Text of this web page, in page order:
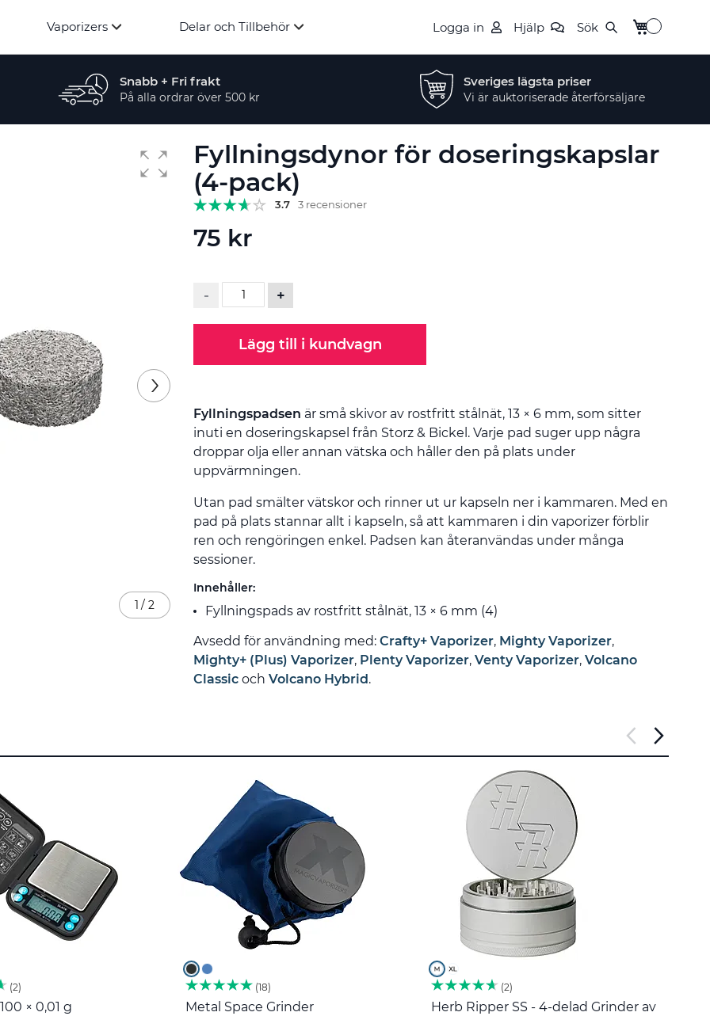
Vaporizers Delar och Tillbehör Logga in Hjälp Sök Min kundvagn
Snabb + Fri frakt
På alla ordrar över 500 kr
Sveriges lägsta priser
Vi är auktoriserade återförsäljare
Fyllningsdynor för doseringskapslar
(4-pack)
3.7 3 recensioner
75 kr
- +
Lägg till i kundvagn
Fyllningspadsen är små skivor av rostfritt stålnät, 13 × 6 mm, som sitter
inuti en doseringskapsel från Storz & Bickel. Varje pad suger upp några
droppar olja eller annan vätska och håller den på plats under
uppvärmningen.
Utan pad smälter vätskor och rinner ut ur kapseln ner i kammaren. Med en
pad på plats stannar allt i kapseln, så att kammaren i din vaporizer förblir
ren och rengöringen enkel. Padsen kan återanvändas under många
sessioner.
Innehåller:
Fyllningspads av rostfritt stålnät, 13 × 6 mm (4)
Avsedd för användning med: Crafty+ Vaporizer, Mighty Vaporizer,
Mighty+ (Plus) Vaporizer, Plenty Vaporizer, Venty Vaporizer, Volcano
Classic och Volcano Hybrid .
1 / 2
2
× 0,01 g
18
Metal Space Grinder
2
Herb Ripper SS - 4-delad Grinder av